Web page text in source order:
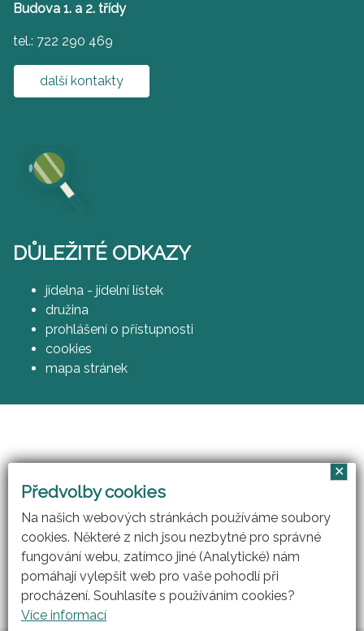
Budova 1. a 2. třídy
tel.: 722 290 469
další kontakty
DŮLEŽITÉ ODKAZY
jídelna - jídelní lístek
družina
prohlášení o přístupnosti
cookies
mapa stránek
(CZ.1.07/1.3.00/51.0007)
Předvolby cookies
Na našich webových stránkách používáme soubory
cookies. Některé z nich jsou nezbytné pro správné
fungování webu, zatímco jiné (Analytické) nám
pomáhají vylepšit web pro vaše pohodlí při
procházení. Souhlasíte s používáním cookies?
Více informací
✕